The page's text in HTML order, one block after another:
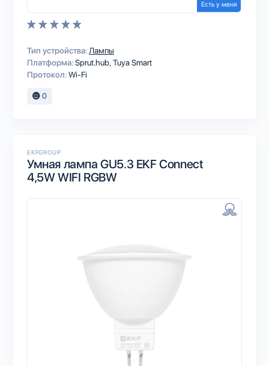
Есть у меня
Тип устройства: Лампы
Платформа:Sprut.hubTuya Smart
Протокол:Wi-Fi
0
EKFGROUP
Умная лампа GU5.3 EKF Connect
4,5W WIFI RGBW